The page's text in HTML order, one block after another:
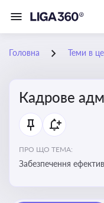
Головна Теми в
Кадрове
ПРО ЩО ТЕМА:
Забезпечення